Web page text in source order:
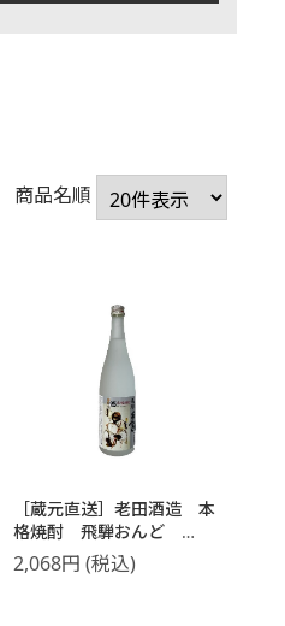
商品名順
［蔵元直送］老田酒造 本
格焼酎 飛騨おんど
720ml
2,068円 (税込)